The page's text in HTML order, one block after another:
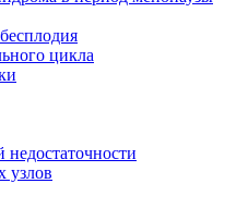
цикла
узлов